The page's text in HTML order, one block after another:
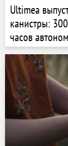
Ultimea
канистры:
часов